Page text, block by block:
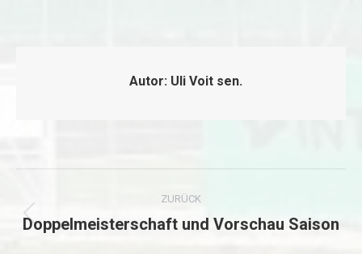
Autor: Uli Voit sen.
Kommentarnavigation
ZURÜCK
Vorheriger
Doppelmeisterschaft und Vorschau Saison